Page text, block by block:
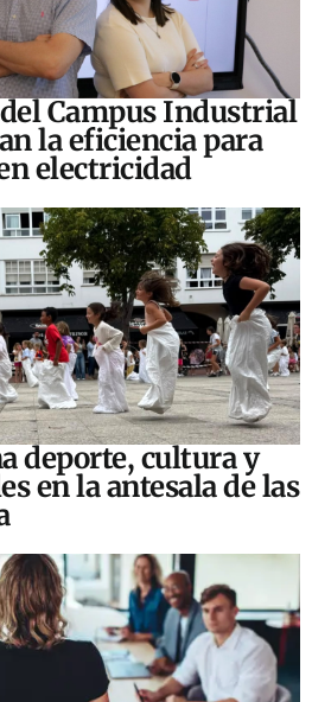
Campus Industrial
la eficiencia para
electricidad
deporte, cultura y
en la antesala de las